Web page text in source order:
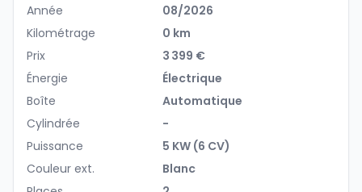
Année
08/2026
Kilométrage
0 km
Prix
3 399 €
Énergie
Électrique
Boîte
Automatique
Cylindrée
-
Puissance
5 KW (6 CV)
Couleur ext.
Blanc